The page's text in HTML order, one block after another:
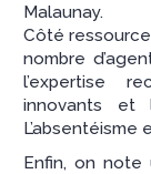
Malaunay.
Côté
nombre
l’expertise
innovants et
Enfin, on note